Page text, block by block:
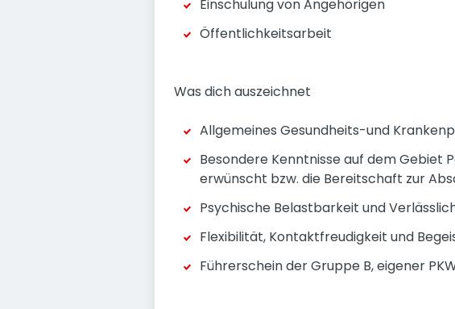
Einschulung von Angehörigen
Öffentlichkeitsarbeit
Was dich auszeichnet
Allgemeines Gesundheits-und
Besondere Kenntnisse auf dem Gebiet
erwünscht bzw. die Bereitschaft zur
Psychische Belastbarkeit und
Flexibilität, Kontaktfreudigkeit und
Führerschein der Gruppe B, eigener